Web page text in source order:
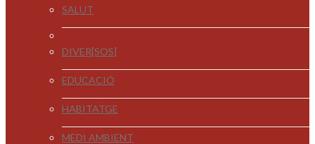
SALUT
DIVER[SOS]
EDUCACIÓ
HABITATGE
MEDI AMBIENT